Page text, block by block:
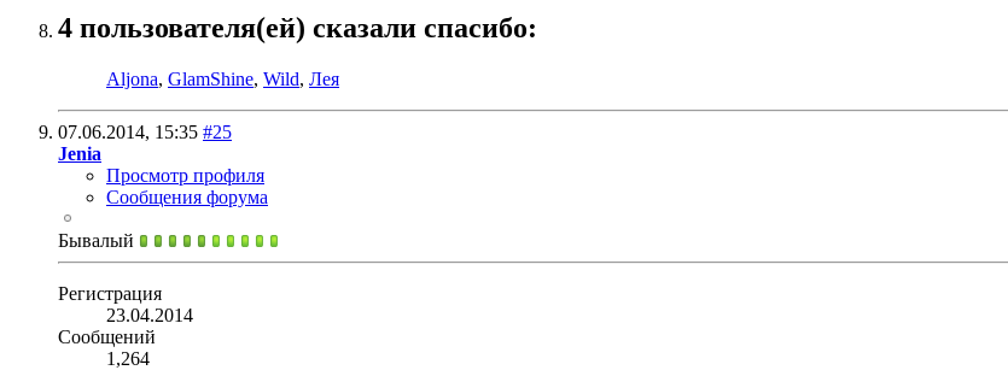
4 пользователя(ей) сказали cпасибо:
Aljona, GlamShine, Wild, Лея
07.06.2014, 15:35 #25
Jenia
Просмотр профиля
Сообщения форума
Бывалый
Регистрация
23.04.2014
Сообщений
1,264